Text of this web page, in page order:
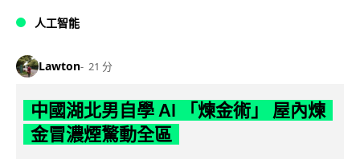
人工智能
Lawton 21 分
中國湖北男自學 AI 「煉金術」 屋內煉
金冒濃煙驚動全區